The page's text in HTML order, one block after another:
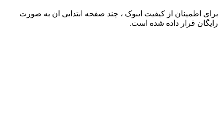
برای اطمینان از کیفیت ایبوک ، چند صفحه ابتدایی ان به صورت
رایگان قرار داده شده است.